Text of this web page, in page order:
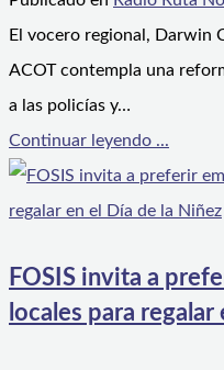
El vocero regional, Darwin
ACOT contempla una
a las policías y…
Continuar leyendo ...
FOSIS invita a
locales para